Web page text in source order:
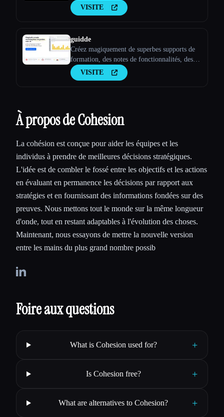
modèles d''IA
VISITE
guidde
Créez magiquement de superbes supports de
formation, des notes de fonctionnalités, des
SOP, des guides d''intégration, des guides
pratiques, des FAQ avec l''IA.
VISITE
À propos de Cohesion
La cohésion est conçue pour aider les équipes et les
individus à prendre de meilleures décisions stratégiques.
L'idée est de combler le fossé entre les objectifs et les actions
en évaluant en permanence les décisions par rapport aux
stratégies et en fournissant des informations fondées sur des
preuves. Nous mettons tout le monde sur la même longueur
d'onde, tout en restant adaptables à l'évolution des choses.
Maintenant, nous essayons de mettre la nouvelle version
entre les mains du plus grand nombre possib
Foire aux questions
What is Cohesion used for? +
Is Cohesion free? +
What are alternatives to Cohesion? +